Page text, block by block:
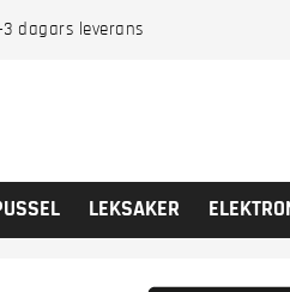
dagars leverans
LEKSAKER